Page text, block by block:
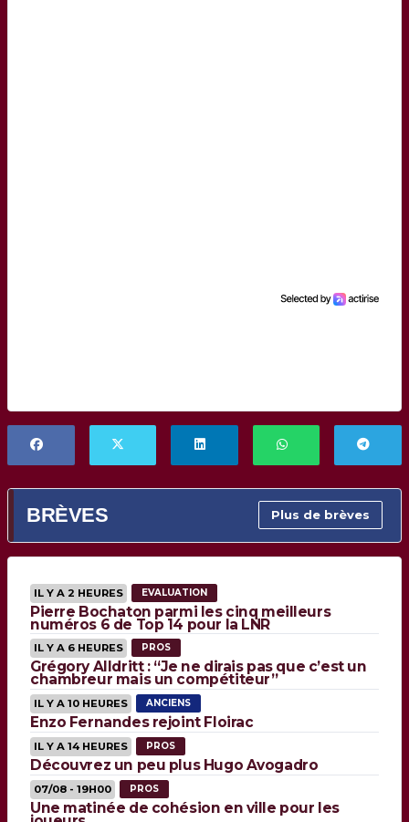
BRÈVES Plus de brèves
IL Y A 2 HEURES EVALUATION
Pierre Bochaton parmi les cinq meilleurs
numéros 6 de Top 14 pour la LNR
IL Y A 6 HEURES PROS
Grégory Alldritt : “Je ne dirais pas que c’est un
chambreur mais un compétiteur”
IL Y A 10 HEURES ANCIENS
Enzo Fernandes rejoint Floirac
IL Y A 14 HEURES PROS
Découvrez un peu plus Hugo Avogadro
07/08 - 19H00 PROS
Une matinée de cohésion en ville pour les